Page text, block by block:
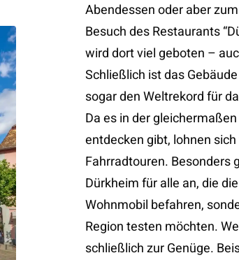
Abendessen oder aber
Besuch des Restaurants
wird dort viel geboten –
Schließlich ist das
sogar den Weltrekord für
Da es in der
entdecken gibt, lohnen
Fahrradtouren. Besonders
Dürkheim für alle an, die
Wohnmobil befahren,
Region testen möchten.
schließlich zur Genüge.